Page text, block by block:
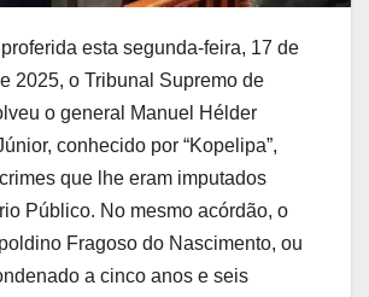
esta segunda-feira, 17 de
2025, o Tribunal Supremo de
o general Manuel Hélder
conhecido por “Kopelipa”,
que lhe eram imputados
Público. No mesmo acórdão, o
Fragoso do Nascimento, ou
a cinco anos e seis